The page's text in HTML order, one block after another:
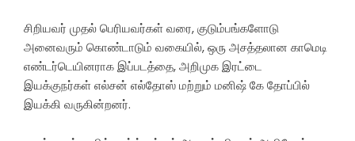
சிறியவர் முதல் பெரியவர்கள் வரை, குடும்பங்களோடு
அனைவரும் கொண்டாடும் வகையில், ஒரு அசத்தலான காமெடி
எண்டர்டெயினராக இப்படத்தை, அறிமுக இரட்டை
இயக்குநர்கள் எல்சன் எல்தோஸ் மற்றும் மனிஷ் கே தோப்பில்
இயக்கி வருகின்றனர்.